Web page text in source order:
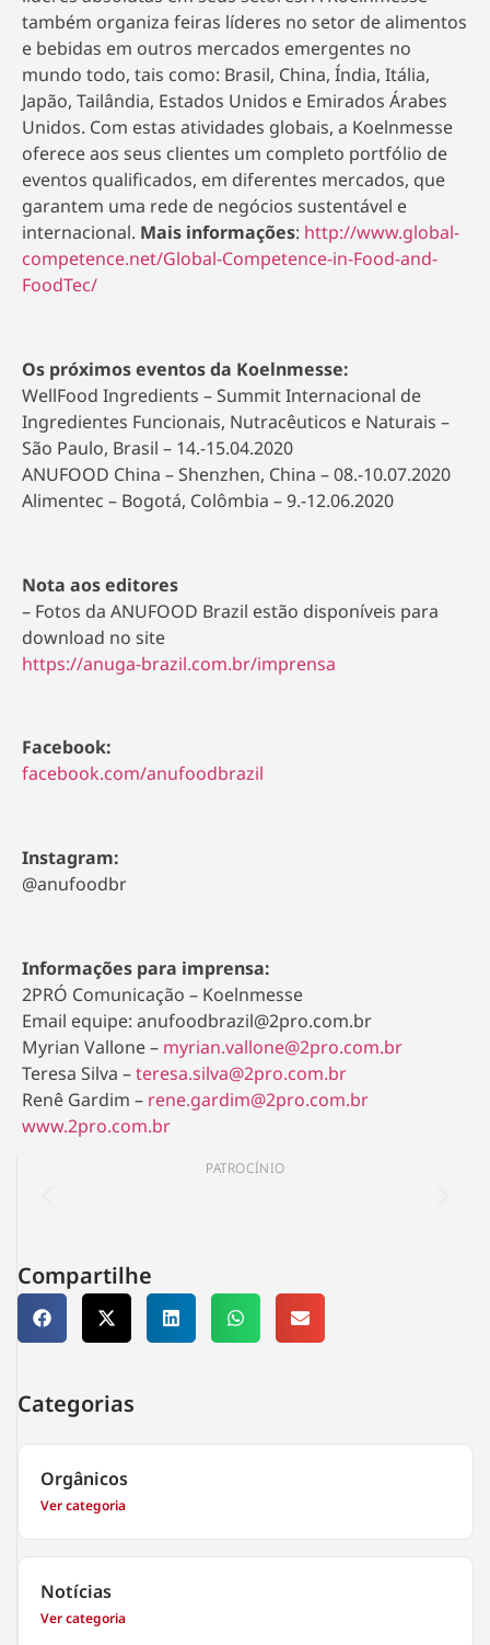
também organiza feiras líderes no setor de alimentos
e bebidas em outros mercados emergentes no
mundo todo, tais como: Brasil, China, Índia, Itália,
Japão, Tailândia, Estados Unidos e Emirados Árabes
Unidos. Com estas atividades globais, a Koelnmesse
oferece aos seus clientes um completo portfólio de
eventos qualificados, em diferentes mercados, que
garantem uma rede de negócios sustentável e
internacional. Mais informações: http://www.global-
competence.net/Global-Competence-in-Food-and-
FoodTec/
Os próximos eventos da Koelnmesse:
WellFood Ingredients – Summit Internacional de
Ingredientes Funcionais, Nutracêuticos e Naturais –
São Paulo, Brasil – 14.-15.04.2020
ANUFOOD China – Shenzhen, China – 08.-10.07.2020
Alimentec – Bogotá, Colômbia – 9.-12.06.2020
Nota aos editores
– Fotos da ANUFOOD Brazil estão disponíveis para
download no site
https://anuga-brazil.com.br/imprensa
Facebook:
facebook.com/anufoodbrazil
Instagram:
@anufoodbr
Informações para imprensa:
2PRÓ Comunicação – Koelnmesse
Email equipe: anufoodbrazil@2pro.com.br
Myrian Vallone – myrian.vallone@2pro.com.br
Teresa Silva –teresa.silva@2pro.com.br
Renê Gardim – rene.gardim@2pro.com.br
www.2pro.com.br
PATROCÍNIO
Compartilhe
Categorias
Orgânicos
Ver categoria
Notícias
Ver categoria